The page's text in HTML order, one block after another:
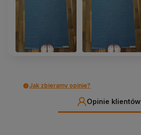
Jak zbieramy opinie?
Opinie klientów